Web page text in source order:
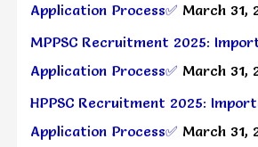
Application Process✅ March 31,
MPPSC Recruitment 2025:
Application Process✅ March 31,
HPPSC Recruitment 2025:
Application Process✅ March 31,